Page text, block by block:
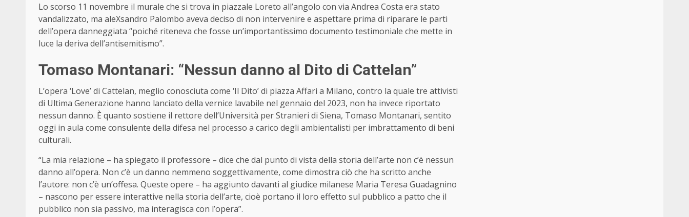
Lo scorso 11 novembre il murale che si trova in piazzale Loreto all’angolo con via Andrea Costa era stato
vandalizzato, ma aleXsandro Palombo aveva deciso di non intervenire e aspettare prima di riparare le parti
dell’opera danneggiata “poiché riteneva che fosse un’importantissimo documento testimoniale che mette in
luce la deriva dell’antisemitismo”.
Tomaso Montanari: “Nessun danno al Dito di Cattelan”
L’opera ‘Love’ di Cattelan, meglio conosciuta come ‘Il Dito’ di piazza Affari a Milano, contro la quale tre attivisti
di Ultima Generazione hanno lanciato della vernice lavabile nel gennaio del 2023, non ha invece riportato
nessun danno. È quanto sostiene il rettore dell’Università per Stranieri di Siena, Tomaso Montanari, sentito
oggi in aula come consulente della difesa nel processo a carico degli ambientalisti per imbrattamento di beni
culturali.
“La mia relazione – ha spiegato il professore – dice che dal punto di vista della storia dell’arte non c’è nessun
danno all’opera. Non c’è un danno nemmeno soggettivamente, come dimostra ciò che ha scritto anche
l’autore: non c’è un’offesa. Queste opere – ha aggiunto davanti al giudice milanese Maria Teresa Guadagnino
– nascono per essere interattive nella storia dell’arte, cioè portano il loro effetto sul pubblico a patto che il
pubblico non sia passivo, ma interagisca con l’opera”.